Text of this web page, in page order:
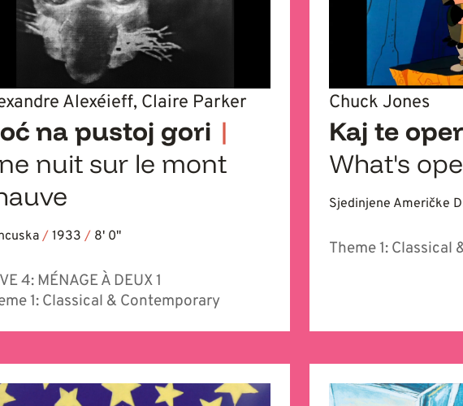
Alexéieff, Claire Parker
na pustoj gori |
nuit sur le mont
/ 1933/ 8' 0''
4: MÉNAGE À DEUX 1
1: Classical & Contemporary
Chuck Jones
Kaj te
What's
Sjedinjene Američke
Theme 1: Classical